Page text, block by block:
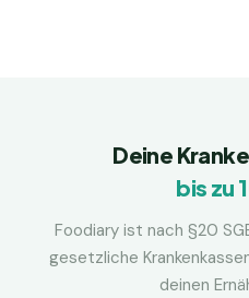
Deine
bis zu
Foodiary ist nach §20
gesetzliche
deinen